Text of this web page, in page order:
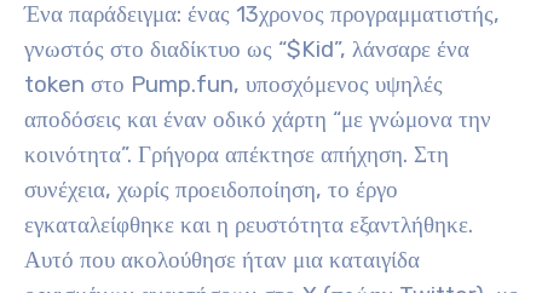
Ένα παράδειγμα: ένας 13χρονος προγραμματιστής,
γνωστός στο διαδίκτυο ως “$Kid”, λάνσαρε ένα
token στο Pump.fun, υποσχόμενος υψηλές
αποδόσεις και έναν οδικό χάρτη “με γνώμονα την
κοινότητα”. Γρήγορα απέκτησε απήχηση. Στη
συνέχεια, χωρίς προειδοποίηση, το έργο
εγκαταλείφθηκε και η ρευστότητα εξαντλήθηκε.
Αυτό που ακολούθησε ήταν μια καταιγίδα